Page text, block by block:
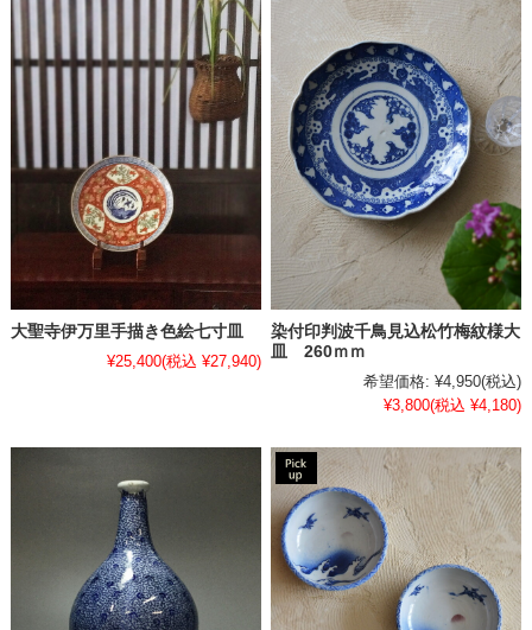
大聖寺伊万里手描き色絵七寸皿
¥25,400(税込 ¥27,940)
染付印判波千鳥見込松竹梅紋様大
皿 260ｍｍ
希望価格: ¥4,950(税込)
¥3,800(税込 ¥4,180)